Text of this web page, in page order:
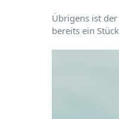
Übrigens ist
bereits ein